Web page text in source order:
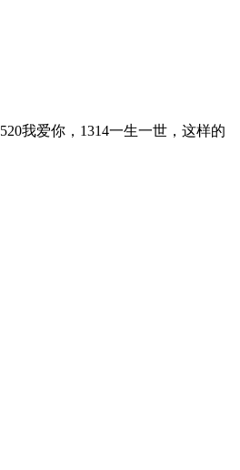
我爱你，1314一生一世，这样的